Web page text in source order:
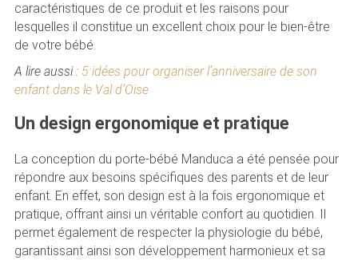
caractéristiques de ce produit et les raisons pour
lesquelles il constitue un excellent choix pour le bien-être
de votre bébé.
A lire aussi : 5 idées pour organiser l’anniversaire de son
enfant dans le Val d’Oise
Un design ergonomique et pratique
La conception du porte-bébé Manduca a été pensée pour
répondre aux besoins spécifiques des parents et de leur
enfant. En effet, son design est à la fois ergonomique et
pratique, offrant ainsi un véritable confort au quotidien. Il
permet également de respecter la physiologie du bébé,
garantissant ainsi son développement harmonieux et sa